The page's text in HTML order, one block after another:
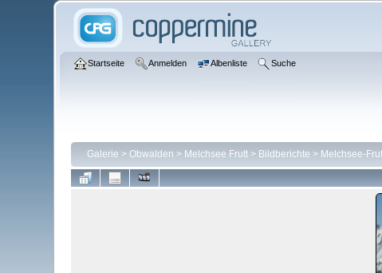
Startseite Anmelden Albenliste Suche
Galerie > Obwalden > Melchsee Frutt> Bildberichte > Melchsee-